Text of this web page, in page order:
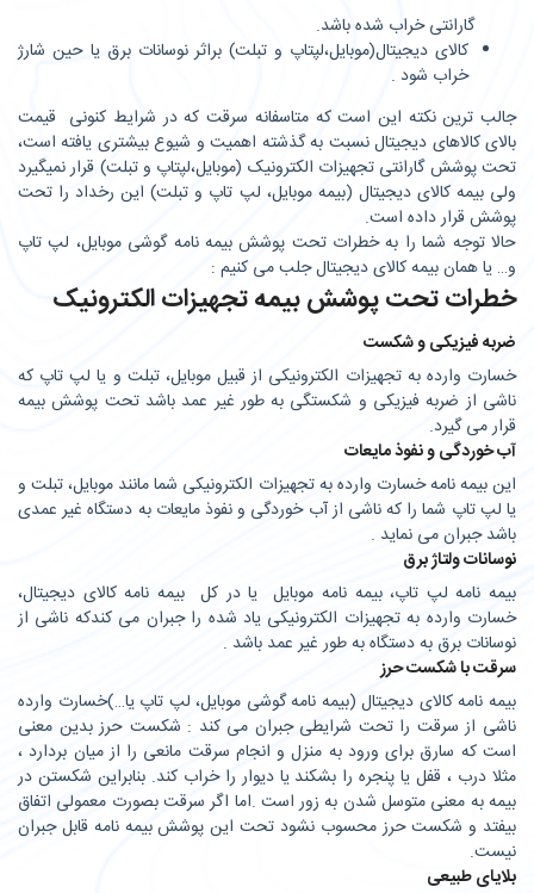
گارانتی خراب شده باشد.
کالای دیجیتال(موبایل،لپتاپ و تبلت) براثر نوسانات برق یا حین شارژ
خراب شود .
جالب ترین نکته این است که متاسفانه سرقت که در شرایط کنونی قیمت
بالای کالاهای دیجیتال نسبت به گذشته اهمیت و شیوع بیشتری یافته است،
تحت پوشش گارانتی تجهیزات الکترونیک (موبایل،لپتاپ و تبلت) قرار نمی­گیرد
ولی بیمه کالای دیجیتال (بیمه موبایل، لپ تاپ و تبلت) این رخداد را تحت
پوشش قرار داده است.
حالا توجه شما را به خطرات تحت پوشش بیمه نامه گوشی موبایل، لپ تاپ
و… یا همان بیمه کالای دیجیتال جلب می کنیم :
خطرات تحت پوشش بیمه تجهیزات الکترونیک
ضربه فیزیکی و شکست
خسارت وارده به تجهیزات الکترونیکی از قبیل موبایل، تبلت و یا لپ تاپ که
ناشی از ضربه فیزیکی و شکستگی به طور غیر عمد باشد تحت پوشش بیمه
قرار می گیرد.
آب خوردگی و نفوذ مایعات
این بیمه نامه خسارت وارده به تجهیزات الکترونیکی شما مانند موبایل، تبلت و
یا لپ تاپ شما را که ناشی از آب خوردگی و نفوذ مایعات به دستگاه غیر عمدی
باشد جبران می نماید .
نوسانات ولتاژ برق
بیمه نامه لپ تاپ، بیمه نامه موبایل یا در کل بیمه نامه کالای دیجیتال،
خسارت وارده به تجهیزات الکترونیکی یاد شده را جبران می کندکه ناشی از
نوسانات برق به دستگاه به طور غیر عمد باشد .
سرقت با شکست حرز
بیمه نامه کالای دیجیتال (بیمه نامه گوشی موبایل، لپ تاپ یا…)خسارت وارده
ناشی از سرقت را تحت شرایطی جبران می کند : شکست حرز بدین معنی
است که سارق برای ورود به منزل و انجام سرقت مانعی را از میان بردارد ،‌
مثلا درب ، قفل یا پنجره را بشکند یا دیوار را خراب کند. بنابراین شکستن در
بیمه به معنی متوسل شدن به زور است .اما اگر سرقت بصورت معمولی اتفاق
بیفتد و شکست حرز محسوب نشود تحت این پوشش بیمه نامه قابل جبران
نیست.
بلایای طبیعی